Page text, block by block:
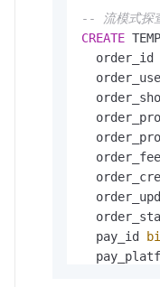
-- 流模式探
CREATE
  order_id
  order_fee
  pay_id